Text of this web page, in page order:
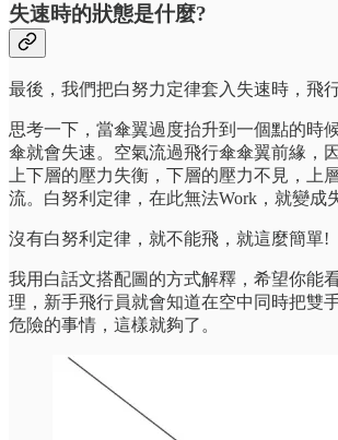
失速時的狀態是什麼?
最後，我們把白努力定律套入失速時，飛
思考一下，當傘翼過度抬升到一個點的時
傘就會失速。空氣流過飛行傘傘翼前緣，
上下層的壓力失衡，下層的壓力不見，上
流。白努利定律，在此無法Work，就變成
沒有白努利定律，就不能飛，就這麼簡單!
我用白話文搭配圖的方式解釋，希望你能
理，新手飛行員就會知道在空中同時把雙
危險的事情，這樣就夠了。